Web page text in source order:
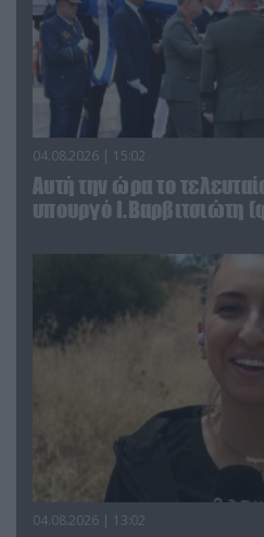
04.08.2026 | 15:02
Αυτή την ώρα το
υπουργό Ι.Βαρβιτσιώτη
04.08.2026 | 13:02